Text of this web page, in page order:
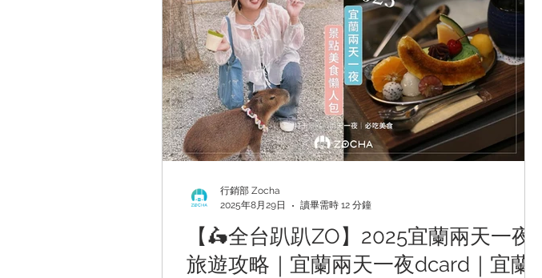
【🛵全台趴趴ZO】2025宜蘭兩天一夜
旅遊攻略｜宜蘭兩天一夜dcard｜宜蘭
行銷部 Zocha
2025年8月29日
讀畢需時 12 分鐘